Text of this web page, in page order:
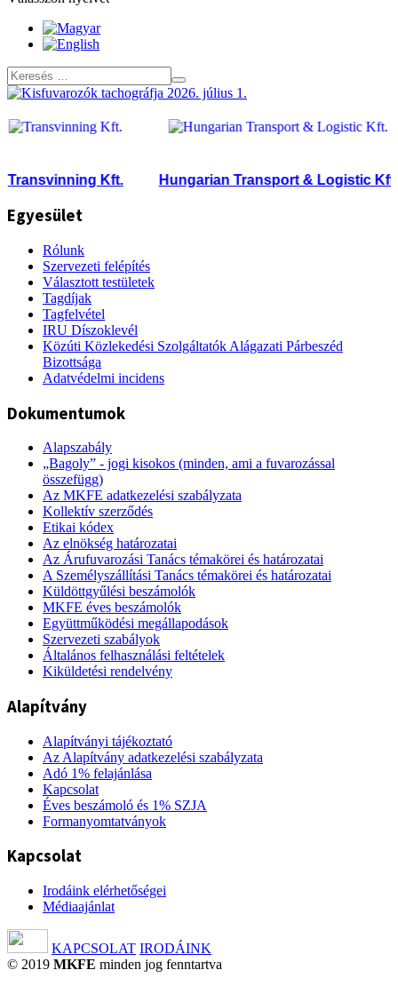
Kft. Hungarian Transport & Logistic Kft.
Egyesület
Rólunk
Szervezeti felépítés
Választott testületek
Tagdíjak
Tagfelvétel
IRU Díszoklevél
Közúti Közlekedési Szolgáltatók Alágazati Párbeszéd
Bizottsága
Adatvédelmi incidens
Dokumentumok
Alapszabály
„Bagoly” - jogi kisokos (minden, ami a fuvarozással
összefügg)
Az MKFE adatkezelési szabályzata
Kollektív szerződés
Etikai kódex
Az elnökség határozatai
Az Árufuvarozási Tanács témakörei és határozatai
A Személyszállítási Tanács témakörei és határozatai
Küldöttgyűlési beszámolók
MKFE éves beszámolók
Együttműködési megállapodások
Szervezeti szabályok
Általános felhasználási feltételek
Kiküldetési rendelvény
Alapítvány
Alapítványi tájékoztató
Az Alapítvány adatkezelési szabályzata
Adó 1% felajánlása
Kapcsolat
Éves beszámoló és 1% SZJA
Formanyomtatványok
Kapcsolat
Irodáink elérhetőségei
Médiaajánlat
KAPCSOLAT IRODÁINK
© 2019 MKFE minden jog fenntartva